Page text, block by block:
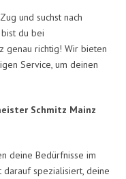
und suchst nach
du bei
genau richtig! Wir bieten
Service, um deinen
Schmitz Mainz
deine Bedürfnisse im
darauf spezialisiert, deine